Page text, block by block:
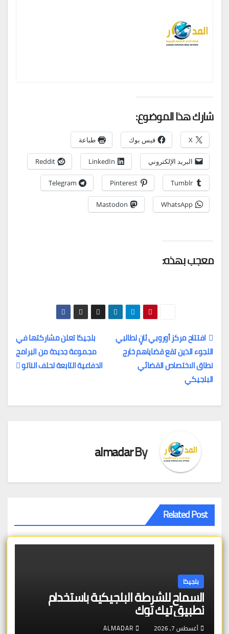
شارك هذا الموضوع:
X فيس بوك طباعة
البريد الإلكتروني LinkedIn
Reddit
Tumblr
Pinterest
Telegram
WhatsApp
Mastodon
معجب بهذه:
تصفّح
المقالات
بلجيكا تعلن مشاركتها في
مجموعة جديدة من البرامج
الدفاعية التابعة لحلف الناتو
افتتاح مركز أوروبي ثانٍ لطالبي
اللجوء الذين تقع قضاياهم خارج
نطاق الاختصاص القضائي
البلجيكي
By
almadar
Related Post
بلجيكا
السماح للشرطة البلجيكية باستخدام
تطبيق تيك توك
أغسطس 7, 2026 ALMADAR